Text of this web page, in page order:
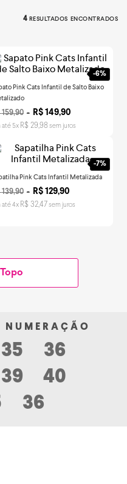
4
-6%
Pink Cats Infantil de Salto Baixo
159,90 R$ 149,90
até 5x R$ 29,98 sem juros
-7%
Pink Cats Infantil Metalizada
139,90 R$ 129,90
até4x R$ 32,47 sem juros
35
36
39
40
36